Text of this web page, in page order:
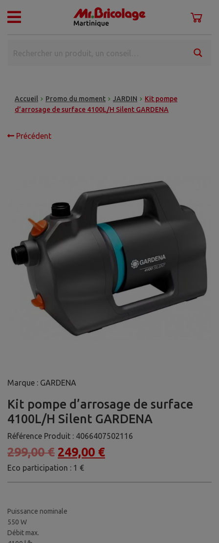
Accueil Promo du moment JARDIN
Kit pompe
d’arrosage de surface 4100L/H Silent GARDENA
Précédent
Marque : GARDENA
Kit pompe d’arrosage de surface
4100L/H Silent GARDENA
Référence Produit : 4066407502116
299,00€ 249,00 €
Eco participation : 1 €
Puissance nominale
550 W
Débit max.